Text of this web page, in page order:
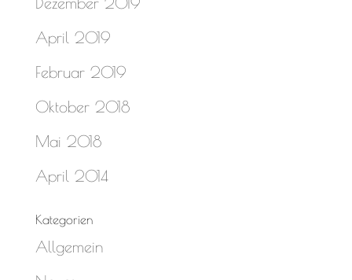
April 2019
Februar 2019
Oktober 2018
Mai 2018
April 2014
Kategorien
Allgemein